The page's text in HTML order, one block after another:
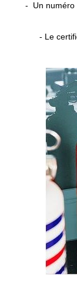
- Un numéro
- Le